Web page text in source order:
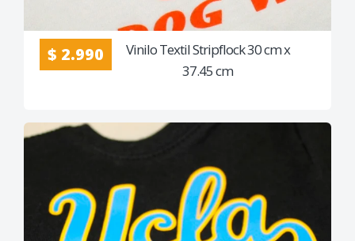
$ 2.990
Vinilo Textil Stripflock 30 cm x
37.45 cm